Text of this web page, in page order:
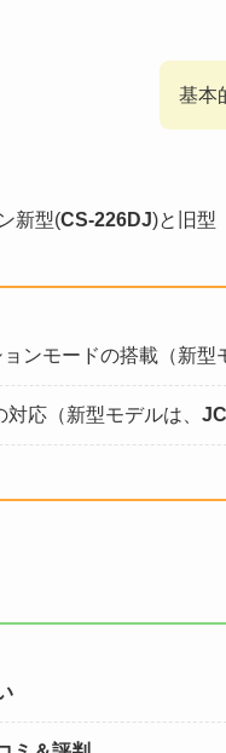
基本
新型(CS-226DJ)と旧型
ンモードの搭載（新型
応（新型モデルは、